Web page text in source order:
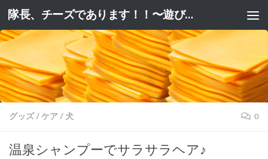
コンテンツへスキップ 隊長、チーズであります！！〜遊びと躾と妄想と。〜
グッズ/ケア/ 犬 0
温泉シャンプーでサラサラヘア♪